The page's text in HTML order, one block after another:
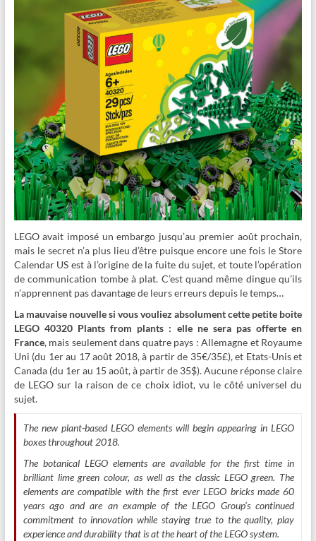
LEGO avait imposé un embargo jusqu’au premier août prochain,
mais le secret n’a plus lieu d’être puisque encore une fois le Store
Calendar US est à l’origine de la fuite du sujet, et toute l’opération
de communication tombe à plat. C’est quand même dingue qu’ils
n’apprennent pas davantage de leurs erreurs depuis le temps…
La mauvaise nouvelle si vous vouliez absolument cette petite boite
LEGO 40320 Plants from plants : elle ne sera pas offerte en
France, mais seulement dans quatre pays : Allemagne et Royaume
Uni (du 1er au 17 août 2018, à partir de 35€/35£), et Etats-Unis et
Canada (du 1er au 15 août, à partir de 35$). Aucune réponse claire
de LEGO sur la raison de ce choix idiot, vu le côté universel du
sujet.
The new plant-based LEGO elements will begin appearing in LEGO
boxes throughout 2018.
The botanical LEGO elements are available for the first time in
brilliant lime green colour, as well as the classic LEGO green. The
elements are compatible with the first ever LEGO bricks made 60
years ago and are an example of the LEGO Group’s continued
commitment to innovation while staying true to the quality, play
experience and durability that is at the heart of the LEGO system.